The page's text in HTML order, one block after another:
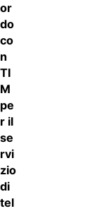
or
do
co
n
TI
M
pe
r il
se
rvi
zio
di
tel